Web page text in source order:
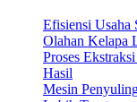
Efisiensi Usaha
Olahan Kelapa
Proses
Hasil
Mesin